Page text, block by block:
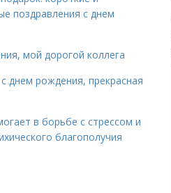
поздравления с днем
мой дорогой коллега
днем рождения, прекрасная
в борьбе с стрессом и
благополучия